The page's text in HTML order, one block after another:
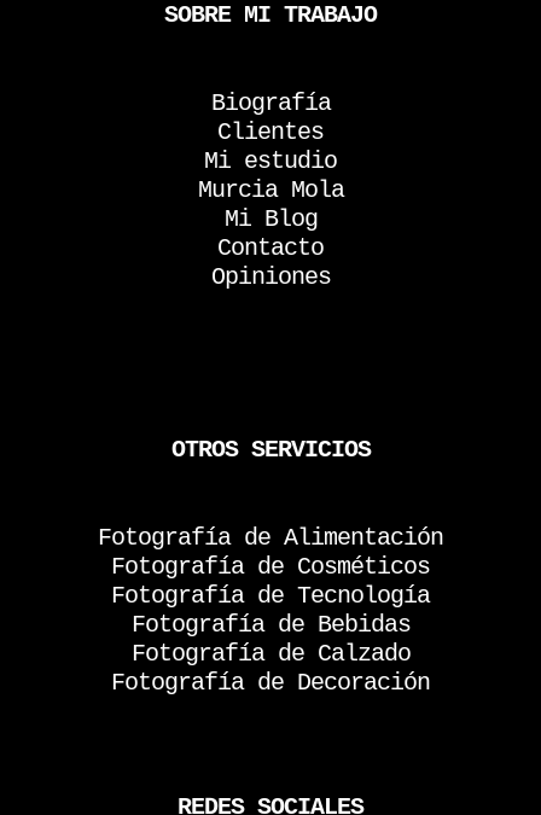
SOBRE MI TRABAJO
Biografía
Clientes
Mi estudio
Murcia Mola
Mi Blog
Contacto
Opiniones
OTROS SERVICIOS
Fotografía de Alimentación
Fotografía de Cosméticos
Fotografía de Tecnología
Fotografía de Bebidas
Fotografía de Calzado
Fotografía de Decoración
REDES SOCIALES